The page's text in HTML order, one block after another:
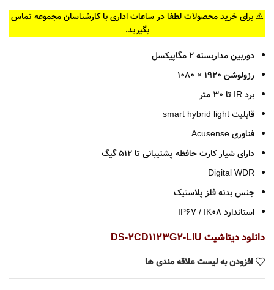
⚠️ برای خرید محصولات لطفا در ساعات اداری با کارشناسان مجموعه تماس
بگیرید.
دوربین مداربسته 2 مگاپیکسل
رزولوشن 1920 × 1080
برد IR تا 30 متر
قابلیت smart hybrid light
فناوری Acusense
دارای شیار کارت حافظه پشتیبانی تا 512 گیگ
Digital WDR
جنس بدنه فلز پلاستیک
استاندارد IP67 / IK08
دانلود دیتاشیت DS-2CD1123G2-LIU
افزودن به لیست علاقه مندی ها